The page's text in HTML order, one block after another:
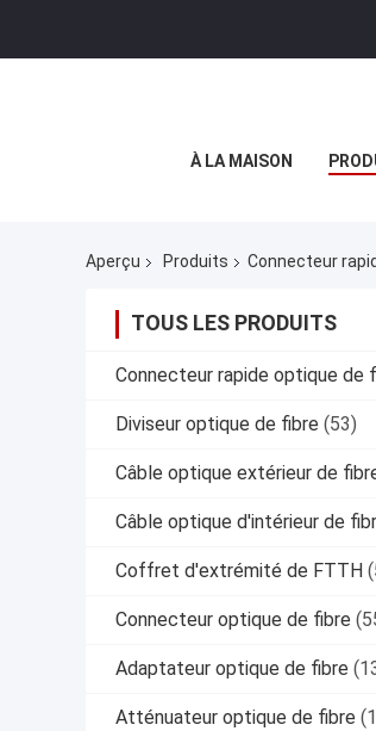
À LA MAISON
Aperçu Produits Connecteur
TOUS LES PRODUITS
Connecteur rapide optique de
Diviseur optique de fibre (53)
Câble optique extérieur de
Câble optique d'intérieur de
Coffret d'extrémité de FTTH
Connecteur optique de fibre
Adaptateur optique de fibre
Atténuateur optique de fibre